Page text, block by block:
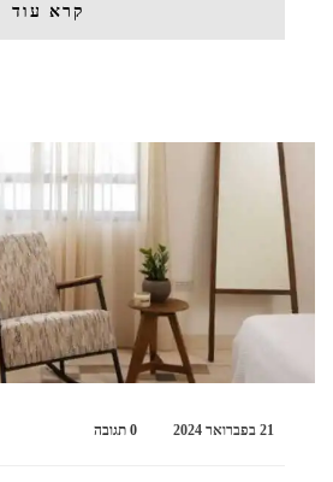
קרא עוד
21 בפברואר 2024 0 תגובה